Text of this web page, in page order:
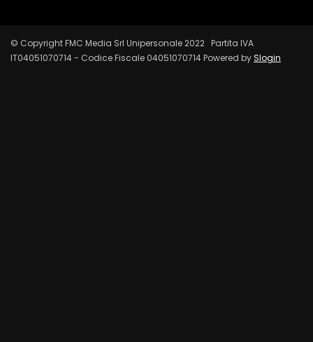
© Copyright FMC Media Srl Unipersonale 2022 Partita IVA
IT04051070714 - Codice Fiscale 04051070714 Powered bySlogin